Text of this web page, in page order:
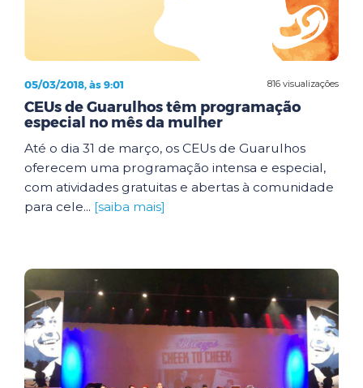
816 visualizações
05/03/2018, às 9:01
CEUs de Guarulhos têm programação
especial no mês da mulher
Até o dia 31 de março, os CEUs de Guarulhos
oferecem uma programação intensa e especial,
com atividades gratuitas e abertas à comunidade
para cele... [saiba mais]